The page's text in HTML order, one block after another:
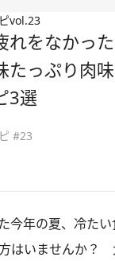
vol.23
れをなかっ
たっぷり肉
3選
#23
今年の夏、冷た
はいませんか？